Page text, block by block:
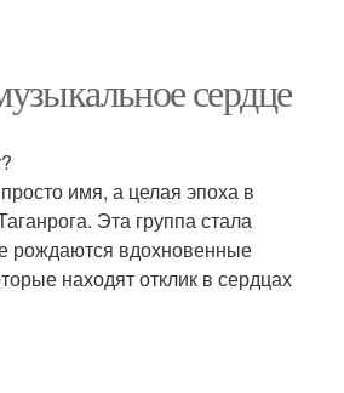
сердце
имя, а целая эпоха в
Эта группа стала
рождаются вдохновенные
находят отклик в сердцах